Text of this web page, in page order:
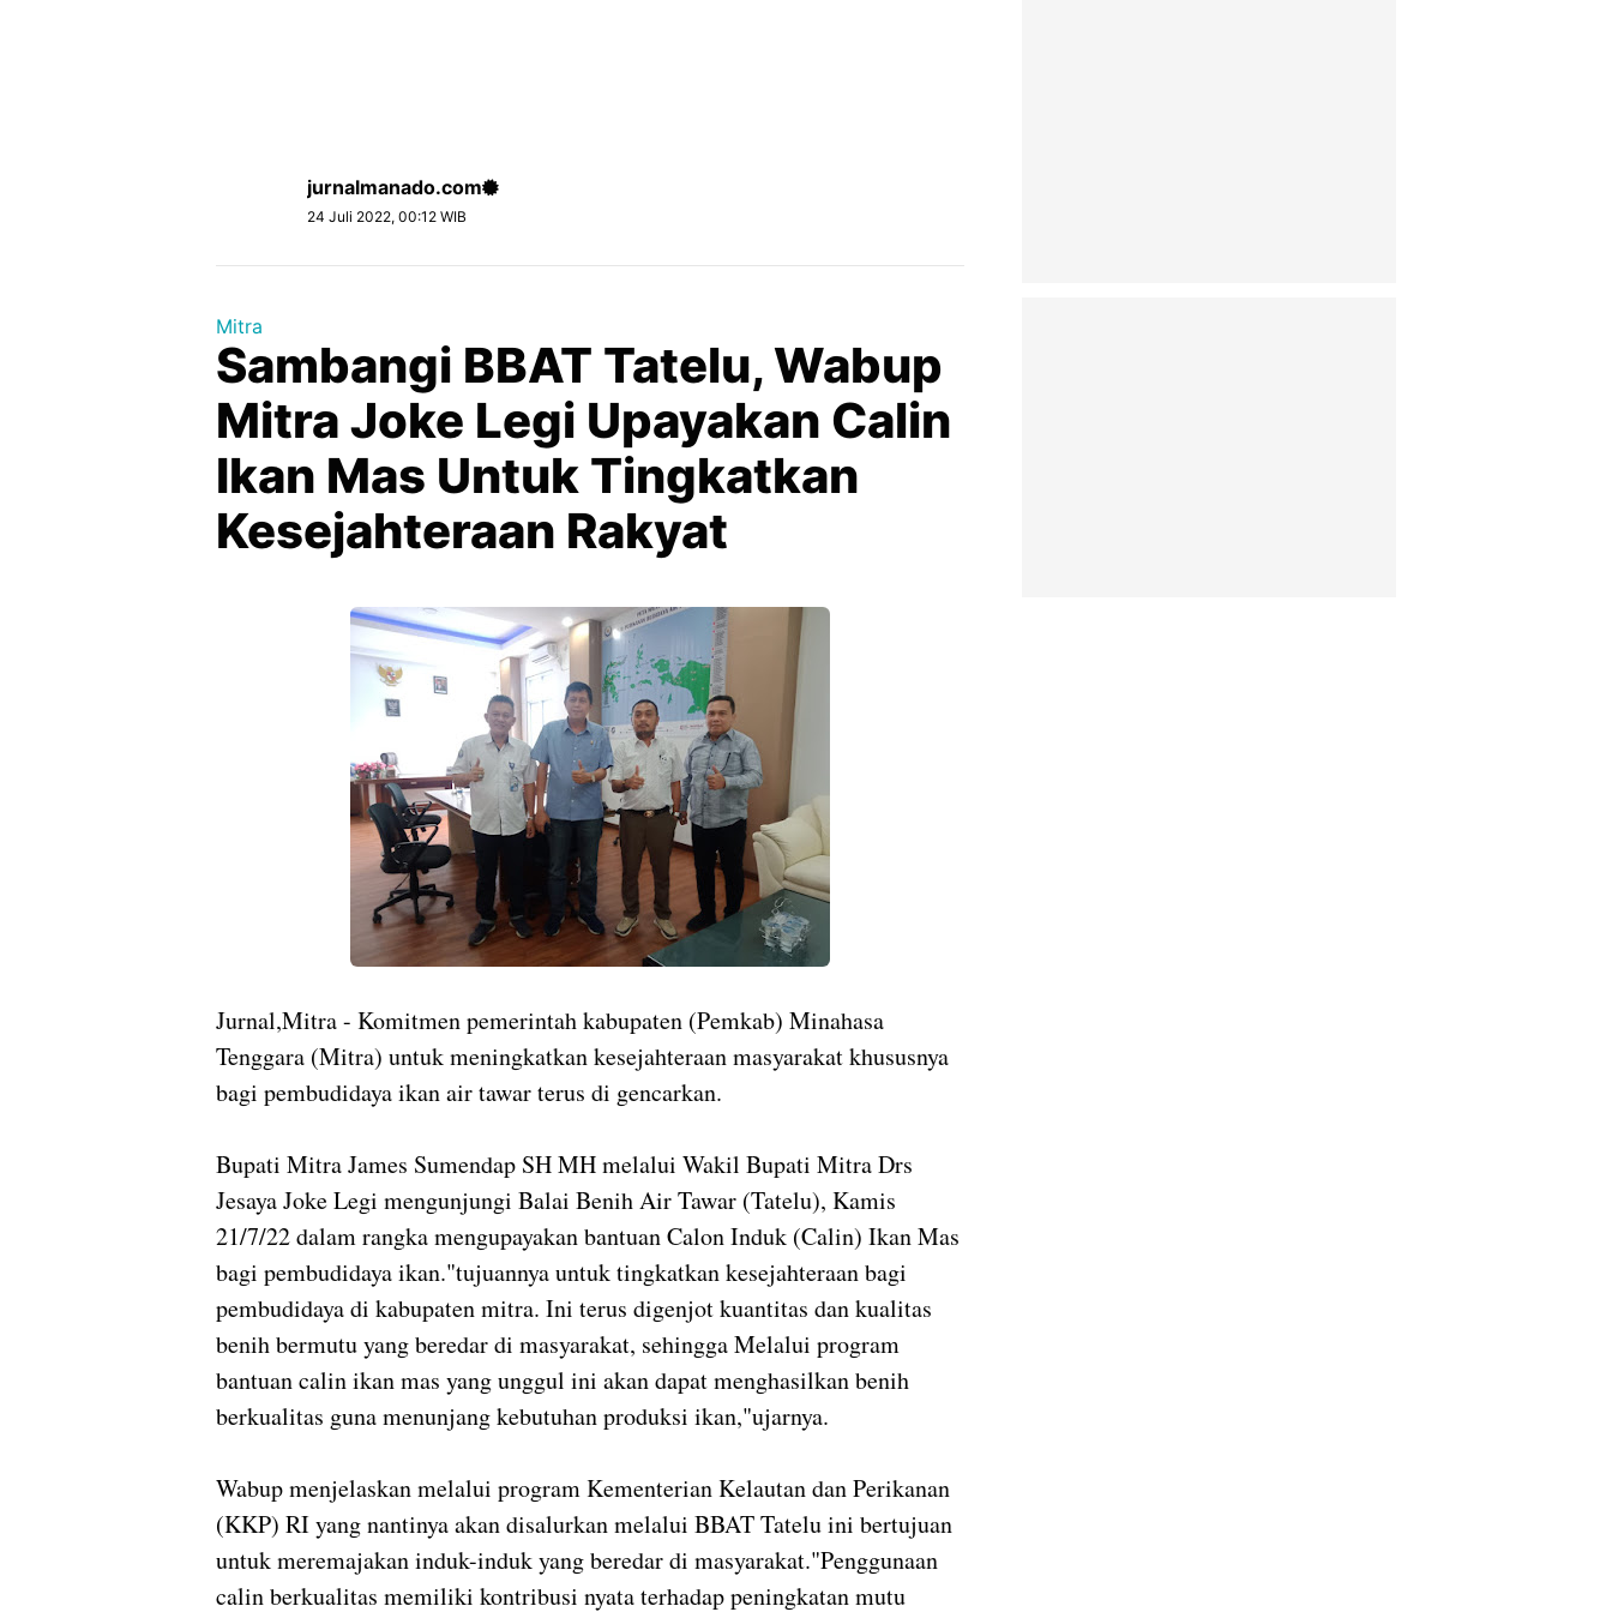
jurnalmanado.com
24 Juli 2022, 00:12 WIB
Mitra
Sambangi BBAT Tatelu, Wabup
Mitra Joke Legi Upayakan Calin
Ikan Mas Untuk Tingkatkan
Kesejahteraan Rakyat
Jurnal,Mitra - Komitmen pemerintah kabupaten (Pemkab) Minahasa
Tenggara (Mitra) untuk meningkatkan kesejahteraan masyarakat khususnya
bagi pembudidaya ikan air tawar terus di gencarkan.
Bupati Mitra James Sumendap SH MH melalui Wakil Bupati Mitra Drs
Jesaya Joke Legi mengunjungi Balai Benih Air Tawar (Tatelu), Kamis
21/7/22 dalam rangka mengupayakan bantuan Calon Induk (Calin) Ikan Mas
bagi pembudidaya ikan."tujuannya untuk tingkatkan kesejahteraan bagi
pembudidaya di kabupaten mitra. Ini terus digenjot kuantitas dan kualitas
benih bermutu yang beredar di masyarakat, sehingga Melalui program
bantuan calin ikan mas yang unggul ini akan dapat menghasilkan benih
berkualitas guna menunjang kebutuhan produksi ikan,"ujarnya.
Wabup menjelaskan melalui program Kementerian Kelautan dan Perikanan
(KKP) RI yang nantinya akan disalurkan melalui BBAT Tatelu ini bertujuan
untuk meremajakan induk-induk yang beredar di masyarakat."Penggunaan
calin berkualitas memiliki kontribusi nyata terhadap peningkatan mutu